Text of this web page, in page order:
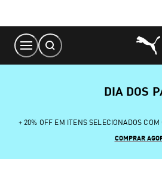
Content
DIA DOS
+ 20% OFF EM ITENS SELECIONADOS COM
COMPRAR